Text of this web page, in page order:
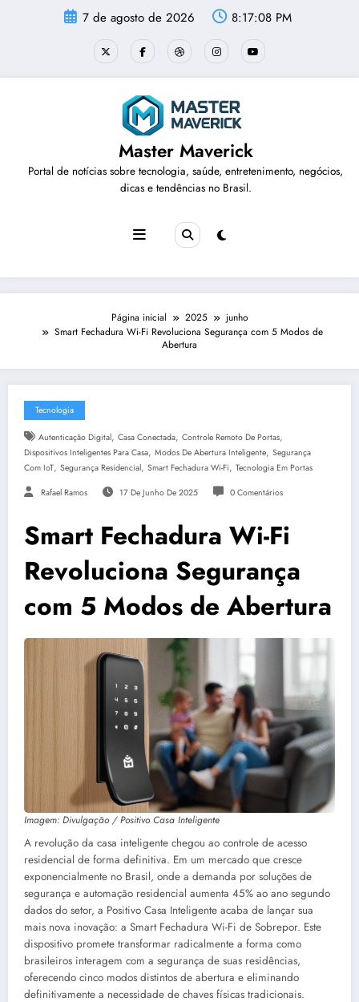
7 de agosto de 2026 8:17:09 PM
Master Maverick
Portal de notícias sobre tecnologia, saúde, entretenimento, negócios,
dicas e tendências no Brasil.
Página inicial 2025
junho
Smart Fechadura Wi-Fi Revoluciona Segurança com 5 Modos de
Abertura
Tecnologia
Autenticação Digital, Casa Conectada, Controle Remoto De Portas,
Dispositivos Inteligentes Para Casa, Modos De Abertura Inteligente, Segurança
Com IoT, Segurança Residencial, Smart Fechadura Wi-Fi, Tecnologia Em Portas
Rafael Ramos 17 De Junho De 2025 0 Comentários
Smart Fechadura Wi-Fi
Revoluciona Segurança
com 5 Modos de Abertura
Imagem: Divulgação / Positivo Casa Inteligente
A revolução da casa inteligente chegou ao controle de acesso
residencial de forma definitiva. Em um mercado que cresce
exponencialmente no Brasil, onde a demanda por soluções de
segurança e automação residencial aumenta 45% ao ano segundo
dados do setor, a Positivo Casa Inteligente acaba de lançar sua
mais nova inovação: a Smart Fechadura Wi-Fi de Sobrepor. Este
dispositivo promete transformar radicalmente a forma como
brasileiros interagem com a segurança de suas residências,
oferecendo cinco modos distintos de abertura e eliminando
definitivamente a necessidade de chaves físicas tradicionais.